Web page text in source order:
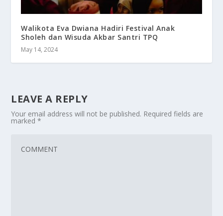
Walikota Eva Dwiana Hadiri Festival Anak
Sholeh dan Wisuda Akbar Santri TPQ
May 14, 2024
LEAVE A REPLY
Your email address will not be published. Required fields are
marked*